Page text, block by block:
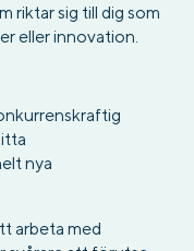
riktar sig till dig som
eller innovation.
nya
arbeta med